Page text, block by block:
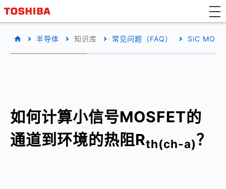
半导体 知识库 常见问题（FAQ） SiC
如何计算小信号MOSFET的
通道到环境的热阻Rth(ch-a)？